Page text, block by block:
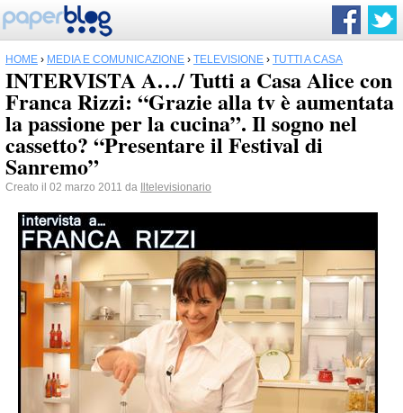
HOME › MEDIA E COMUNICAZIONE › TELEVISIONE › TUTTI A CASA
INTERVISTA A…/ Tutti a Casa Alice con
Franca Rizzi: “Grazie alla tv è aumentata
la passione per la cucina”. Il sogno nel
cassetto? “Presentare il Festival di
Sanremo”
Creato il 02 marzo 2011 da Iltelevisionario